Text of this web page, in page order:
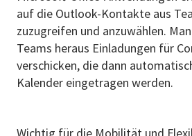
auf die Outlook-Kontakte aus
zuzugreifen und anzuwählen.
Teams heraus Einladungen für
verschicken, die dann
Kalender eingetragen werden.